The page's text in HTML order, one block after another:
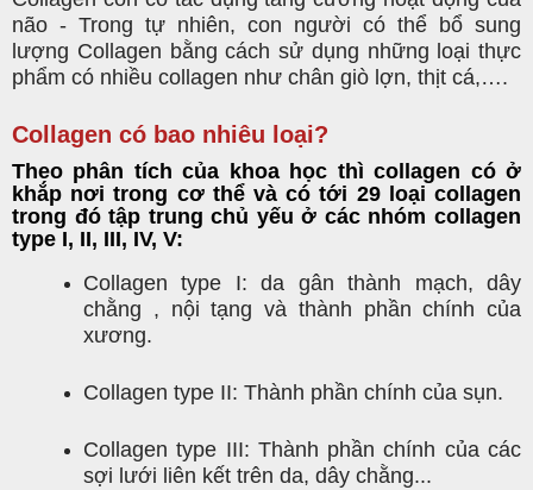
não - Trong tự nhiên, con người có thể bổ sung
lượng Collagen bằng cách sử dụng những loại thực
phẩm có nhiều collagen như chân giò lợn, thịt cá,….
Collagen có bao nhiêu loại?
Theo phân tích của khoa học thì collagen có ở
khắp nơi trong cơ thể và có tới 29 loại collagen
trong đó tập trung chủ yếu ở các nhóm collagen
type I, II, III, IV, V:
Collagen type I: da gân thành mạch, dây
chằng , nội tạng và thành phần chính của
xương.
Collagen type II: Thành phần chính của sụn.
Collagen type III: Thành phần chính của các
sợi lưới liên kết trên da, dây chằng...